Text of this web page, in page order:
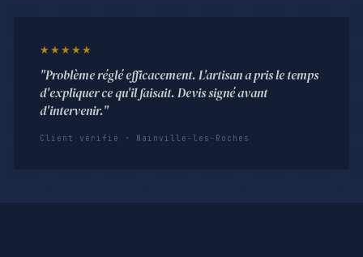
★★★★★
"Problème réglé efficacement. L'artisan a pris le temps
d'expliquer ce qu'il faisait. Devis signé avant
d'intervenir."
Client vérifié · Nainville-les-Roches